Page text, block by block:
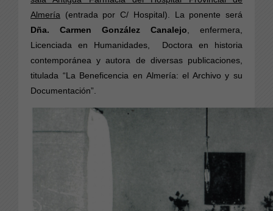
Almería (entrada por C/ Hospital). La ponente será
Dña. Carmen González Canalejo , enfermera,
Licenciada en Humanidades, Doctora en historia
contemporánea y autora de diversas publicaciones,
titulada “La Beneficencia en Almería: el Archivo y su
Documentación”.